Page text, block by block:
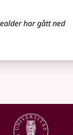
har gått ned